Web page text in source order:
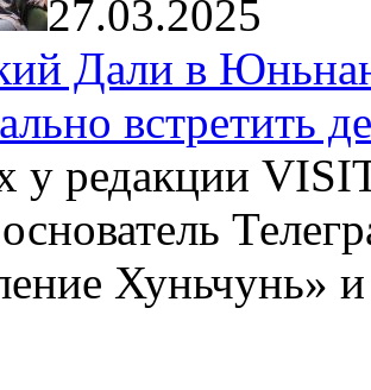
27.03.2025
Дали в
встретить
у редакции
Хуньчунь»